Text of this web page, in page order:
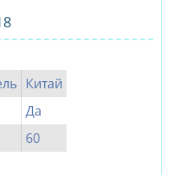
Китай
Да
60